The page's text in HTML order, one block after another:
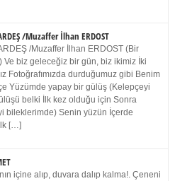
/Muzaffer İlhan ERDOST
/Muzaffer İlhan ERDOST (Bir
Ve biz geleceğiz bir gün, biz ikimiz İki
Fotoğrafımızda durduğumuz gibi Benim
Yüzümde yapay bir gülüş (Kelepçeyi
belki İlk kez olduğu için Sonra
bileklerimde) Senin yüzün İçerde
[…]
içine alıp, duvara dalıp kalma!. Çeneni